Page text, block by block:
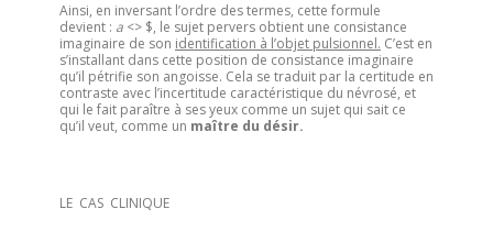
Ainsi, en inversant l’ordre des termes, cette formule
devient : a <> $, le sujet pervers obtient une consistance
imaginaire de son identification à l’objet pulsionnel. C’est en
s’installant dans cette position de consistance imaginaire
qu’il pétrifie son angoisse. Cela se traduit par la certitude en
contraste avec l’incertitude caractéristique du névrosé, et
qui le fait paraître à ses yeux comme un sujet qui sait ce
qu’il veut, comme un maître du désir.
LE CAS CLINIQUE